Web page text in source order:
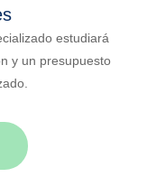
estudiará
y un presupuesto